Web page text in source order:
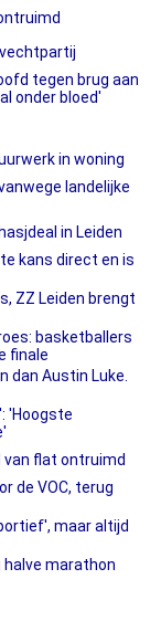
tegen brug aan
onder bloed'
in woning
landelijke
in Leiden
kans direct en is
ZZ Leiden brengt
basketballers
finale
dan Austin Luke.
'Hoogste
van flat ontruimd
de VOC, terug
maar altijd
halve marathon